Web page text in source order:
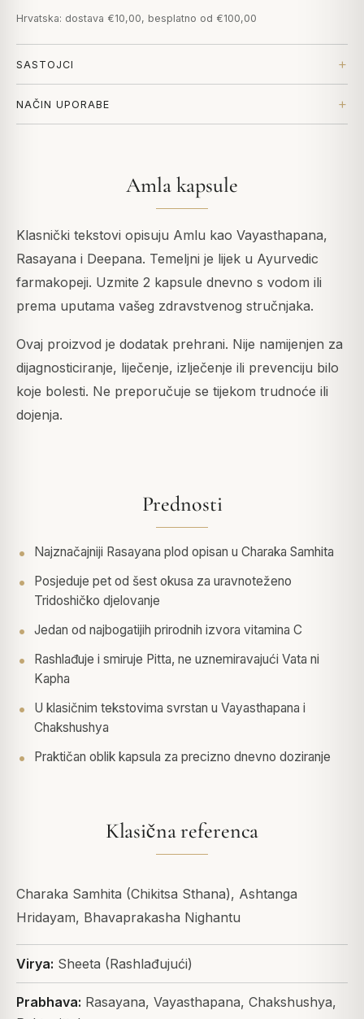
Hrvatska: dostava €10,00, besplatno od €100,00
SASTOJCI
NAČIN UPORABE
Amla kapsule
Klasnički tekstovi opisuju Amlu kao Vayasthapana,
Rasayana i Deepana. Temeljni je lijek u Ayurvedic
farmakopeji. Uzmite 2 kapsule dnevno s vodom ili
prema uputama vašeg zdravstvenog stručnjaka.
Ovaj proizvod je dodatak prehrani. Nije namijenjen za
dijagnosticiranje, liječenje, izlječenje ili prevenciju bilo
koje bolesti. Ne preporučuje se tijekom trudnoće ili
dojenja.
Prednosti
Najznačajniji Rasayana plod opisan u Charaka Samhita
Posjeduje pet od šest okusa za uravnoteženo
Tridoshičko djelovanje
Jedan od najbogatijih prirodnih izvora vitamina C
Rashlađuje i smiruje Pitta, ne uznemiravajući Vata ni
Kapha
U klasičnim tekstovima svrstan u Vayasthapana i
Chakshushya
Praktičan oblik kapsula za precizno dnevno doziranje
Klasična referenca
Charaka Samhita (Chikitsa Sthana), Ashtanga
Hridayam, Bhavaprakasha Nighantu
Virya: Sheeta (Rashlađujući)
Prabhava: Rasayana, Vayasthapana, Chakshushya,